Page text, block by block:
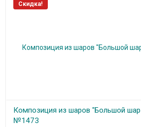
Скидка!
Композиция из шаров "Большой
№1473